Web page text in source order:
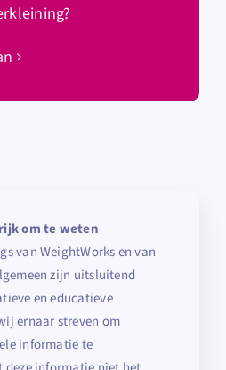
om te weten
van WeightWorks en van
zijn uitsluitend
en educatieve
ernaar streven om
informatie te